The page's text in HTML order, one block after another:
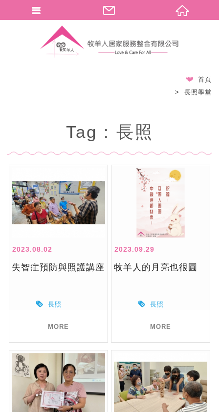
首頁
長照學堂
Tag : 長照
2023.08.02
失智症預防與照護講座
長照
MORE
2023.09.29
牧羊人的月亮也很圓
長照
MORE